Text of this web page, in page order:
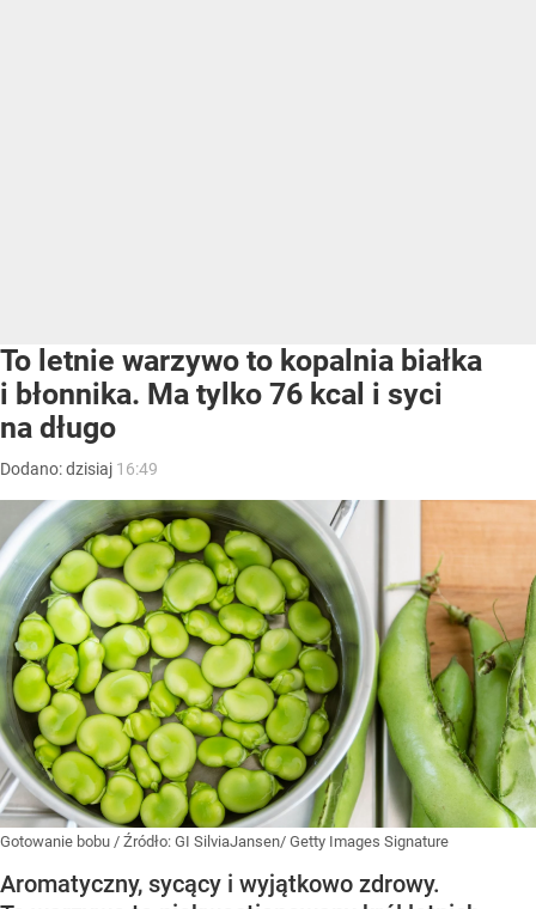
To letnie warzywo to kopalnia białka
i błonnika. Ma tylko 76 kcal i syci
na długo
Dodano:dzisiaj 16:49
Gotowanie bobu / Źródło: GI SilviaJansen/ Getty Images Signature
Aromatyczny, sycący i wyjątkowo zdrowy.